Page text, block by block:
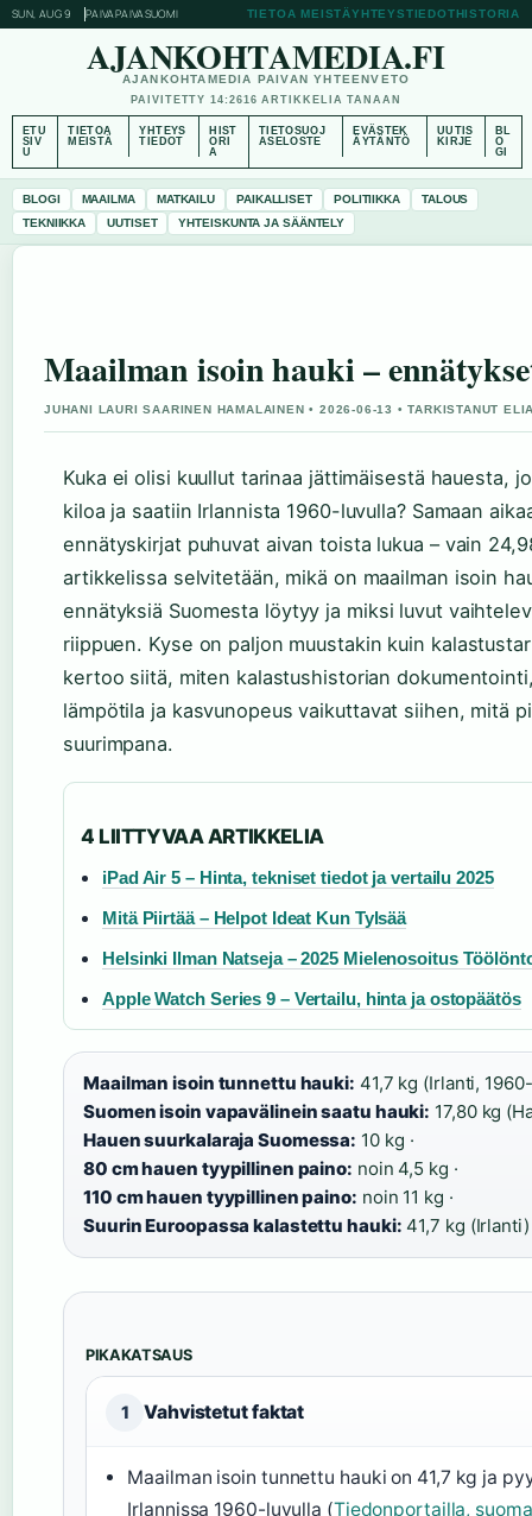
SUN, AUG 9 PAIVAPAIVASUOMI TIETOA MEISTÄYHTEYSTIEDOTHISTORIA
AJANKOHTAMEDIA.FI
AJANKOHTAMEDIA PAIVAN YHTEENVETO
PAIVITETTY 14:2616 ARTIKKELIA TANAAN
ETU
SIV
U
TIETOA
MEISTÄ
YHTEYS
TIEDOT
HIST
ORI
A
TIETOSUOJ
ASELOSTE
EVÄSTEK
ÄYTÄNTÖ
UUTIS
KIRJE
BL
O
GI
BLOGI MAAILMA MATKAILU PAIKALLISET POLITIIKKA
TALOUS
TEKNIIKKA
UUTISET YHTEISKUNTA JA SÄÄNTELY
Maailman isoin hauki –
JUHANI LAURI SAARINEN HAMALAINEN • 2026-06-13 • TARKISTANUT
Kuka ei olisi kuullut tarinaa jättimäisestä hauesta,
kiloa ja saatiin Irlannista 1960-luvulla? Samaan
ennätyskirjat puhuvat aivan toista lukua – vain
artikkelissa selvitetään, mikä on maailman isoin
ennätyksiä Suomesta löytyy ja miksi luvut
riippuen. Kyse on paljon muustakin kuin
kertoo siitä, miten kalastushistorian
lämpötila ja kasvunopeus vaikuttavat siihen, mitä
suurimpana.
4 LIITTYVAA ARTIKKELIA
iPad Air 5 – Hinta, tekniset tiedot ja vertailu 2025
Mitä Piirtää – Helpot Ideat Kun Tylsää
Helsinki Ilman Natseja – 2025 Mielenosoitus
Apple Watch Series 9 – Vertailu, hinta ja ostopäätös
Maailman isoin tunnettu hauki: 41,7 kg (Irlanti,
Suomen isoin vapavälinein saatu hauki: 17,80 kg
Hauen suurkalaraja Suomessa: 10 kg ·
80 cm hauen tyypillinen paino: noin 4,5 kg ·
110 cm hauen tyypillinen paino: noin 11 kg ·
Suurin Euroopassa kalastettu hauki: 41,7 kg (Irlanti)
PIKAKATSAUS
1 Vahvistetut faktat
Maailman isoin tunnettu hauki on 41,7 kg ja
Irlannissa 1960-luvulla (Tiedonportailla,